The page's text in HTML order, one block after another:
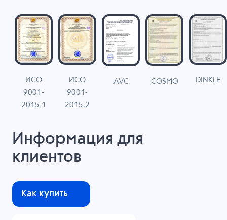
ИСО
9001-
2015.1
ИСО
9001-
2015.2
AVC COSMO DINKLE
Информация для
клиентов
Как купить